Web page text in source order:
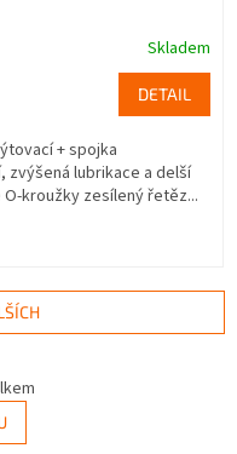
Skladem
DETAIL
+ spojka
zvýšená lubrikace a delší
kroužky zesílený řetěz...